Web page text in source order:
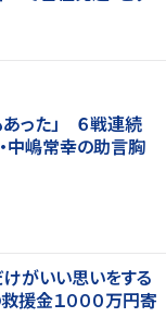
あった」 ６戦連続
嶋常幸の助言胸
けがいい思いをする
金１０００万円寄